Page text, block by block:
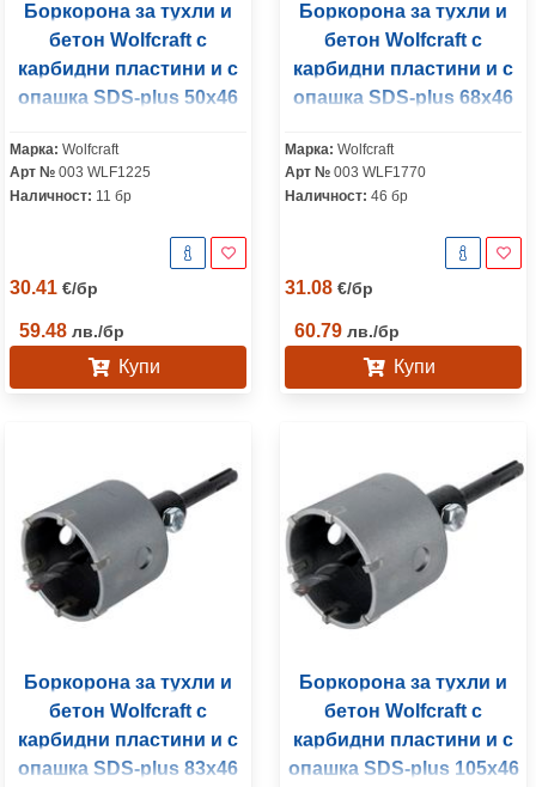
Боркорона за тухли и
бетон Wolfcraft с
карбидни пластини и с
опашка SDS-plus 50x46
Марка: Wolfcraft
Арт № 003 WLF1225
Наличност: 11 бр
30.41 €/бр
59.48 лв./бр
Купи
Боркорона за тухли и
бетон Wolfcraft с
карбидни пластини и с
опашка SDS-plus 68х46
Марка: Wolfcraft
Арт № 003 WLF1770
Наличност: 46 бр
31.08 €/бр
60.79 лв./бр
Купи
Боркорона за тухли и
бетон Wolfcraft с
карбидни пластини и с
опашка SDS-plus 83х46
Боркорона за тухли и
бетон Wolfcraft с
карбидни пластини и с
опашка SDS-plus 105х46